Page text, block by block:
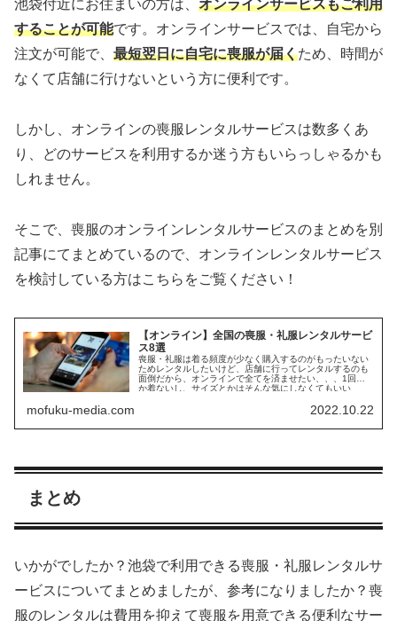
池袋付近にお住まいの方は、 オンラインサービスもご利用
することが可能です。オンラインサービスでは、自宅から
注文が可能で、 最短翌日に自宅に喪服が届くため、時間が
なくて店舗に行けないという方に便利です。
しかし、オンラインの喪服レンタルサービスは数多くあ
り、どのサービスを利用するか迷う方もいらっしゃるかも
しれません。
そこで、喪服のオンラインレンタルサービスのまとめを別
記事にてまとめているので、オンラインレンタルサービス
を検討している方はこちらをご覧ください！
【オンライン】全国の喪服・礼服レンタルサービ
ス8選
喪服・礼服は着る頻度が少なく購入するのがもったいない
ためレンタルしたいけど、店舗に行ってレンタルするのも
面倒だから、オンラインで全てを済ませたい、、、1回し
か着ないし、サイズとかはそんな気にしなくてもいい
mofuku-media.com 2022.10.22
まとめ
いかがでしたか？池袋で利用できる喪服・礼服レンタルサ
ービスについてまとめましたが、参考になりましたか？喪
服のレンタルは費用を抑えて喪服を用意できる便利なサー